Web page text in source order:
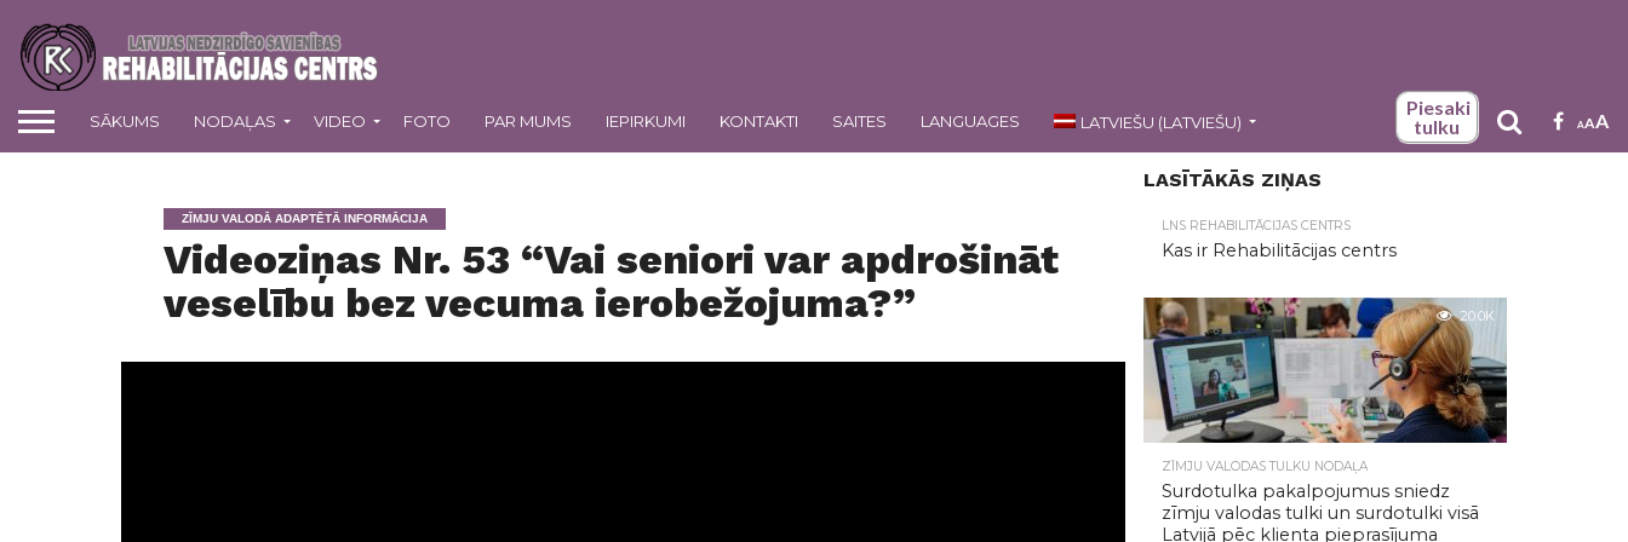
SĀKUMS NODAĻAS VIDEO FOTO PAR MUMS IEPIRKUMI KONTAKTI SAITES LANGUAGES LATVIEŠU (LATVIEŠU)
Piesaki
tulku
AAA
ZĪMJU VALODĀ ADAPTĒTĀ INFORMĀCIJA
Videoziņas Nr. 53 “Vai seniori var apdrošināt
veselību bez vecuma ierobežojuma?”
LASĪTĀKĀS ZIŅAS
LNS REHABILITĀCIJAS CENTRS
Kas ir Rehabilitācijas centrs
20.0K
ZĪMJU VALODAS TULKU NODAĻA
Surdotulka pakalpojumus sniedz
zīmju valodas tulki un surdotulki visā
Latvijā pēc klienta pieprasījuma